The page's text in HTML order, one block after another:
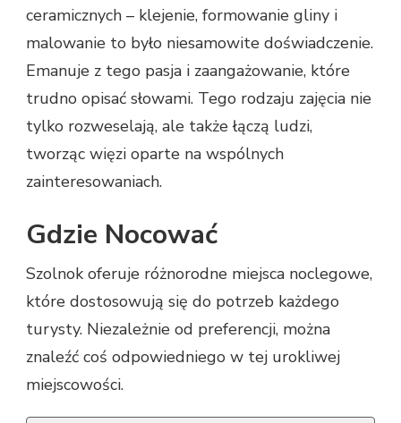
ceramicznych – klejenie, formowanie gliny i
malowanie to było niesamowite doświadczenie.
Emanuje z tego pasja i zaangażowanie, które
trudno opisać słowami. Tego rodzaju zajęcia nie
tylko rozweselają, ale także łączą ludzi,
tworząc więzi oparte na wspólnych
zainteresowaniach.
Gdzie Nocować
Szolnok oferuje różnorodne miejsca noclegowe,
które dostosowują się do potrzeb każdego
turysty. Niezależnie od preferencji, można
znaleźć coś odpowiedniego w tej urokliwej
miejscowości.